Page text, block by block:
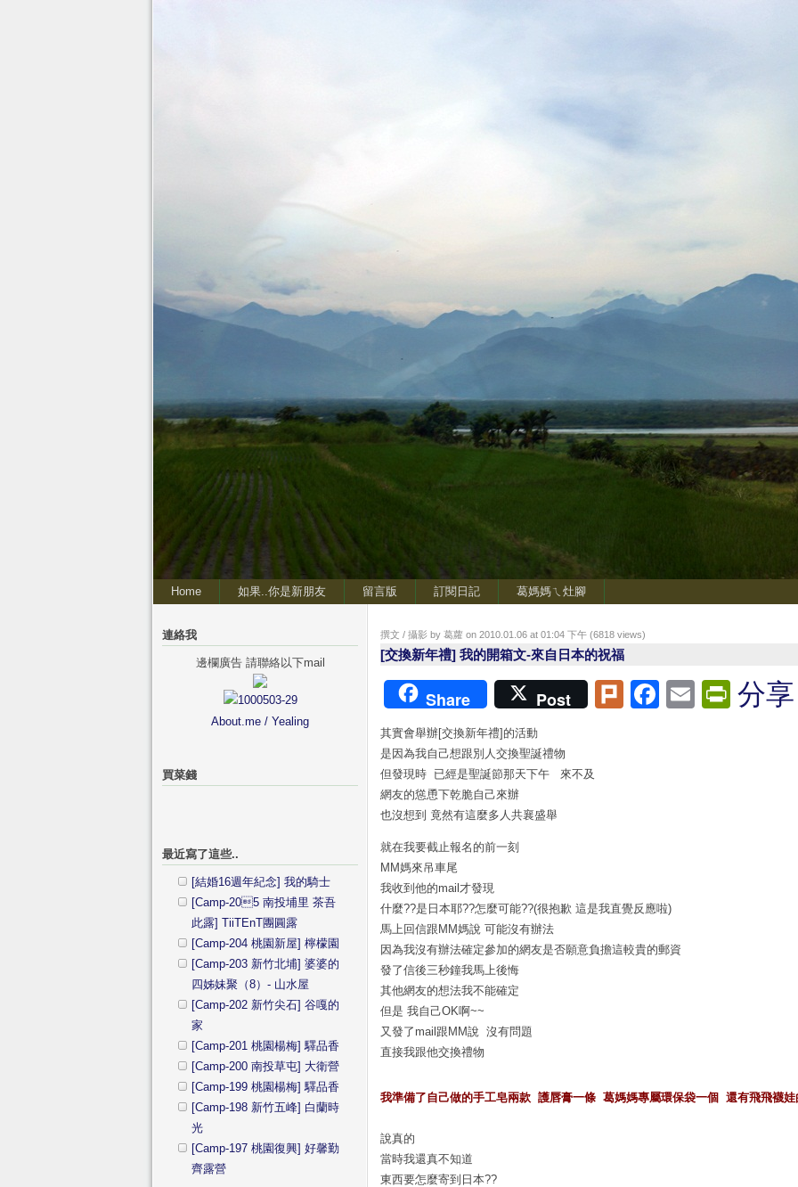
Home 如果..你是新朋友 留言版 訂閱日記 葛媽媽ㄟ灶腳
撰文 / 攝影 by 葛蘿 on 2010.01.06 at 01:04 下午 (6818 views)
[交換新年禮] 我的開箱文-來自日本的祝福
Share Post PlurkFacebook
Email分享
其實會舉辦[交換新年禮]的活動
是因為我自己想跟別人交換聖誕禮物
但發現時 已經是聖誕節那天下午 來不及
網友的慫恿下乾脆自己來辦
也沒想到 竟然有這麼多人共襄盛舉
就在我要截止報名的前一刻
MM媽來吊車尾
我收到他的mail才發現
什麼??是日本耶??怎麼可能??(很抱歉 這是我直覺反應啦)
馬上回信跟MM媽說 可能沒有辦法
因為我沒有辦法確定參加的網友是否願意負擔這較貴的郵資
發了信後三秒鐘我馬上後悔
其他網友的想法我不能確定
但是 我自己OK啊~~
又發了mail跟MM說 沒有問題
直接我跟他交換禮物
我準備了自己做的手工皂兩款 護唇膏一條 葛媽媽專屬環保袋一個 還有飛飛襪娃
說真的
當時我還真不知道
東西要怎麼寄到日本??
連絡我
邊欄廣告 請聯絡以下mail
About.me / Yealing
買菜錢
最近寫了這些..
[結婚16週年紀念] 我的騎士
[Camp-205 南投埔里 茶吾
此露] TiiTEnT團圓露
[Camp-204 桃園新屋] 檸檬園
[Camp-203 新竹北埔] 婆婆的
四姊妹聚（8）- 山水屋
[Camp-202 新竹尖石] 谷嘎的
家
[Camp-201 桃園楊梅] 驛品香
[Camp-200 南投草屯] 大衛營
[Camp-199 桃園楊梅] 驛品香
[Camp-198 新竹五峰] 白蘭時
光
[Camp-197 桃園復興] 好馨勤
齊露營